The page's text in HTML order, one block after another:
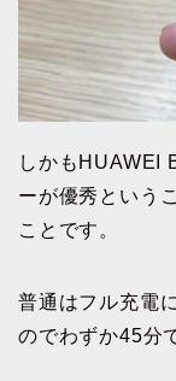
しかもHUAWEI
ーが優秀という
ことです。
普通はフル充電
のでわずか45分